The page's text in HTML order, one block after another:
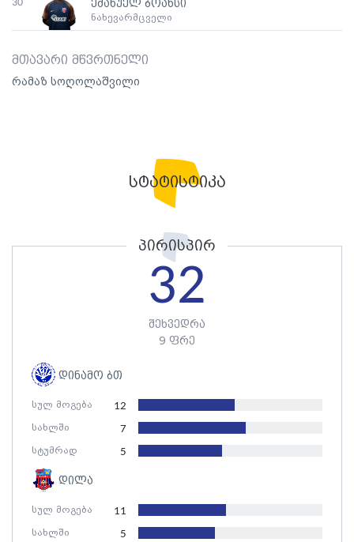
30 ემანუელ ბოანსი
ნახევარმცველი
მთავარი მწვრთნელი
რამაზ სოღოლაშვილი
სტატისტიკა
პირისპირ
დინამო ბთ
სულ მოგება 12
სახლში 7
სტუმრად 5
დილა
სულ მოგება 11
სახლში 5
32
შეხვედრა
9 ფრე